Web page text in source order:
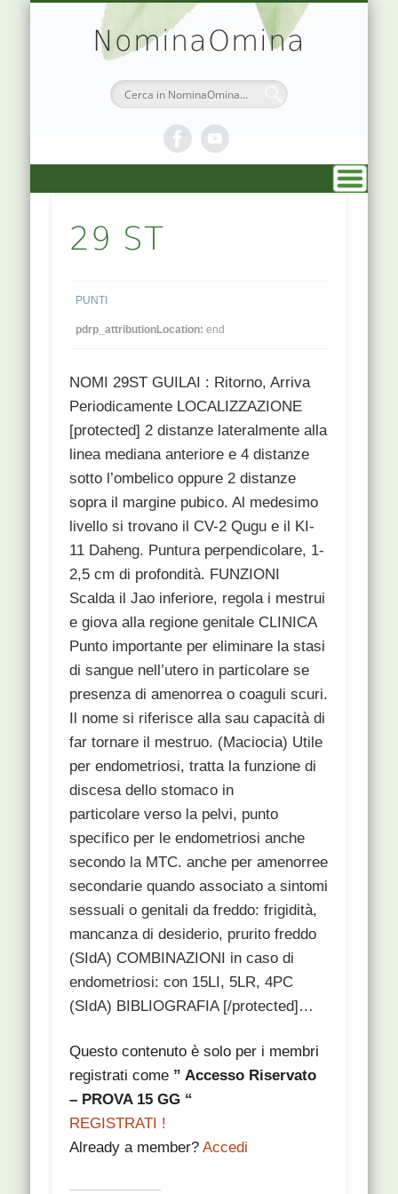
NominaOmina
HOME
CHI SONO
MEDICINA CINESE
SIMBOLOGIA
ATLANTE PUNTI
TEORIA & APPUNTI
DR. AGO
PRENOTAZIONI
29 ST
PUNTI
pdrp_attributionLocation: end
NOMI 29ST GUILAI : Ritorno, Arriva
Periodicamente LOCALIZZAZIONE
[protected] 2 distanze lateralmente alla
linea mediana anteriore e 4 distanze
sotto l’ombelico oppure 2 distanze
sopra il margine pubico. Al medesimo
livello si trovano il CV-2 Qugu e il KI-
11 Daheng. Puntura perpendicolare, 1-
2,5 cm di profondità. FUNZIONI
Scalda il Jao inferiore, regola i mestrui
e giova alla regione genitale CLINICA
Punto importante per eliminare la stasi
di sangue nell’utero in particolare se
presenza di amenorrea o coaguli scuri.
Il nome si riferisce alla sau capacità di
far tornare il mestruo. (Maciocia) Utile
per endometriosi, tratta la funzione di
discesa dello stomaco in
particolare verso la pelvi, punto
specifico per le endometriosi anche
secondo la MTC. anche per amenorree
secondarie quando associato a sintomi
sessuali o genitali da freddo: frigidità,
mancanza di desiderio, prurito freddo
(SIdA) COMBINAZIONI in caso di
endometriosi: con 15LI, 5LR, 4PC
(SIdA) BIBLIOGRAFIA [/protected]…
Questo contenuto è solo per i membri
registrati come ” Accesso Riservato
– PROVA 15 GG “
REGISTRATI !
Already a member?Accedi